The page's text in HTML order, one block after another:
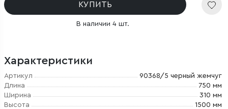
КУПИТЬ
В наличии 4 шт.
Характеристики
Артикул
90368/5 черный жемчуг
Длина
750 мм
Ширина
310 мм
Высота
1500 мм